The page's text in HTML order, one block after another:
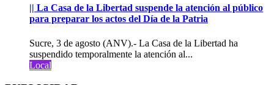
|| La Casa de la Libertad suspende la atención al público
para preparar los actos del Día de la Patria
Sucre, 3 de agosto (ANV).- La Casa de la Libertad ha
suspendido temporalmente la atención al...
Local